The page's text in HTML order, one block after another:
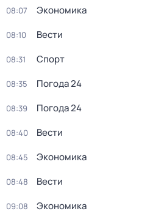
08:07 Экономика
08:10 Вести
08:31 Спорт
08:35 Погода 24
08:39 Погода 24
08:40 Вести
08:45 Экономика
08:48 Вести
09:08 Экономика